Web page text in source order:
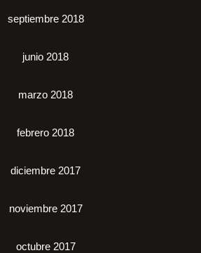
septiembre 2018
junio 2018
marzo 2018
febrero 2018
diciembre 2017
noviembre 2017
octubre 2017